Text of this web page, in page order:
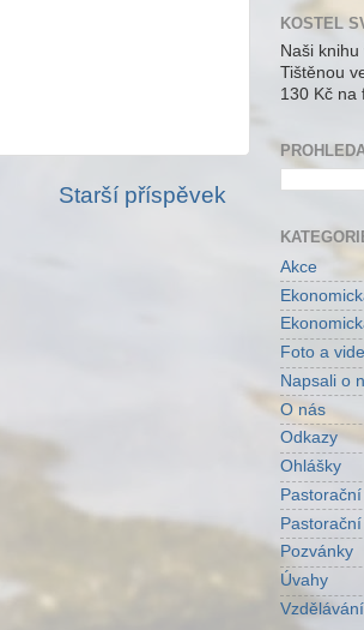
Starší příspěvek
KOSTEL
Naši knihu
Tištěnou
130 Kč na
Akce
Foto a
Napsali o
O nás
Odkazy
Ohlášky
Pozvánky
Úvahy
Vzdělávání